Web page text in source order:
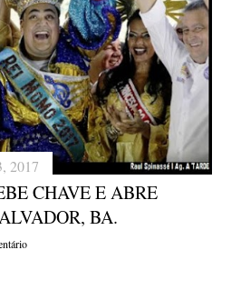
2017
CHAVE E ABRE
BA.